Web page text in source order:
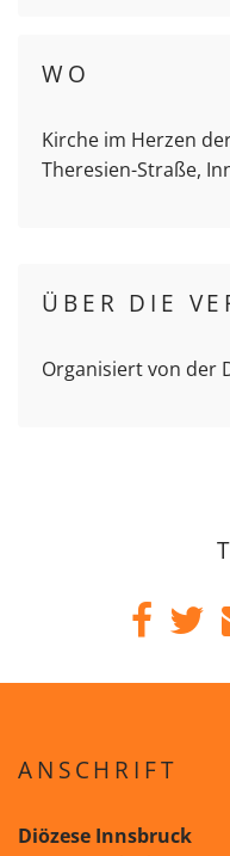
WO
Kirche im Herzen
Theresien-Straße,
ÜBER DIE
Organisiert von der
ANSCHRIFT
Diözese Innsbruck